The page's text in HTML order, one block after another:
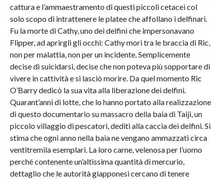
cattura e l’ammaestramento di questi piccoli cetacei col
solo scopo di intrattenere le platee che affollano i delfinari.
Fu la morte di Cathy, uno dei delfini che impersonavano
Flipper, ad aprirgli gli occhi: Cathy morì tra le braccia di Ric,
non per malattia, non per un incidente. Semplicemente
decise di suicidarsi, decise che non poteva più sopportare di
vivere in cattività e si lasciò morire. Da quel momento Ric
O’Barry dedicò la sua vita alla liberazione dei delfini.
Quarant’anni di lotte, che lo hanno portato alla realizzazione
di questo documentario su massacro della baia di Taiji, un
piccolo villaggio di pescatori, dediti alla caccia dei delfini. Si
stima che ogni anno nella baia ne vengano ammazzati circa
ventitremila esemplari. La loro carne, velenosa per l’uomo
perché contenente un’altissima quantità di mercurio,
dettaglio che le autorità giapponesi cercano di tenere